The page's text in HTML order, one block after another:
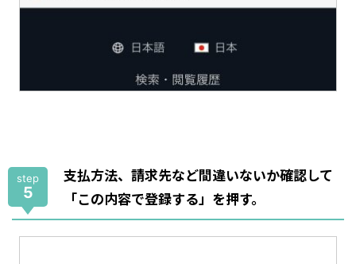
step
5
支払方法、請求先など間違いないか確認して
「この内容で登録する」を押す。